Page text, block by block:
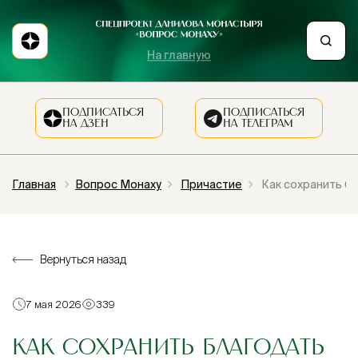
На главную
ПОДПИСАТЬСЯ
НА ДЗЕН
ПОДПИСАТЬСЯ
НА ТЕЛЕГРАМ
Главная Вопрос Монаху Причастие Как сохранить
Вернуться назад
7 мая 2026 339
КАК СОХРАНИТЬ БЛАГОДАТЬ